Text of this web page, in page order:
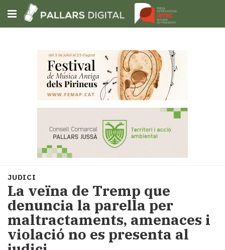
Subscriu-t'hi
Portada
Societat
Política
i
municipis
Economia
i
turisme
JUDICI
La veïna de Tremp que
denuncia la parella per
maltractaments, amenaces i
violació no es presenta al